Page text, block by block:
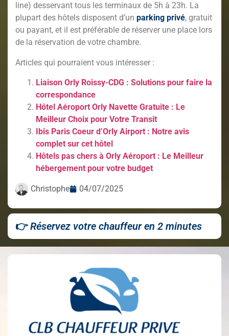
line) desservant tous les terminaux de 5h à 23h. La
plupart des hôtels disposent d’un parking privé, gratuit
ou payant, et il est préférable de réserver une place lors
de la réservation de votre chambre.
Articles qui pourraient vous intéresser :
Liaison Orly Roissy-CDG : Solutions pour faire la
correspondance
Hôtel Aéroport Orly Navette Gratuite : Le
Meilleur Choix pour Votre Transit
Ibis Paris Coeur d’Orly Airport : Notre avis
complet sur cet hôtel
Hôtels pas chers à Orly Aéroport : Le Meilleur
hébergement pour votre budget
Christophe 04/07/2025
👉Réservez votre chauffeur en 2 minutes